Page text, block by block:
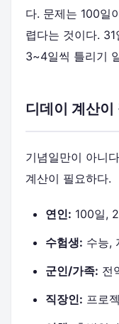
다. 문제는 100일
렵다는 것이다.
3~4일씩 틀리기
디데이 계산이
기념일만이 아니
계산이 필요하다.
연인: 100일,
수험생: 수능,
군인/가족: 전
직장인: 프로